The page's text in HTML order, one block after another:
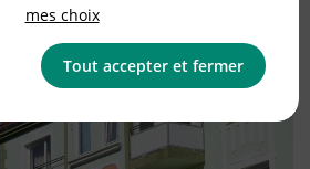
mes choix
Tout accepter et fermer